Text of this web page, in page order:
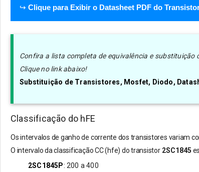
↪ Clique para Exibir o Datasheet PDF do
Confira a lista completa de equivalência e substituição
Clique no link abaixo!
Substituição de Transistores, Mosfet, Diodo,
Classificação do hFE
Os intervalos de ganho de corrente dos transistores variam
O intervalo daclassificação CC (hfe) do transistor 2SC1845
2SC1845 P: 200 a 400